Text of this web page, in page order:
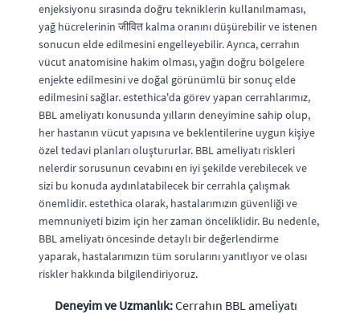
enjeksiyonu sırasında doğru tekniklerin kullanılmaması,
yağ hücrelerinin जीवित kalma oranını düşürebilir ve istenen
sonucun elde edilmesini engelleyebilir. Ayrıca, cerrahın
vücut anatomisine hakim olması, yağın doğru bölgelere
enjekte edilmesini ve doğal görünümlü bir sonuç elde
edilmesini sağlar. estethica'da görev yapan cerrahlarımız,
BBL ameliyatı konusunda yılların deneyimine sahip olup,
her hastanın vücut yapısına ve beklentilerine uygun kişiye
özel tedavi planları oluştururlar. BBL ameliyatı riskleri
nelerdir sorusunun cevabını en iyi şekilde verebilecek ve
sizi bu konuda aydınlatabilecek bir cerrahla çalışmak
önemlidir. estethica olarak, hastalarımızın güvenliği ve
memnuniyeti bizim için her zaman önceliklidir. Bu nedenle,
BBL ameliyatı öncesinde detaylı bir değerlendirme
yaparak, hastalarımızın tüm sorularını yanıtlıyor ve olası
riskler hakkında bilgilendiriyoruz.
Deneyim ve Uzmanlık:Cerrahın BBL ameliyatı